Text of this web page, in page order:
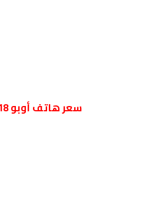
سعر هاتف أوبو OPPO A18 في تونس